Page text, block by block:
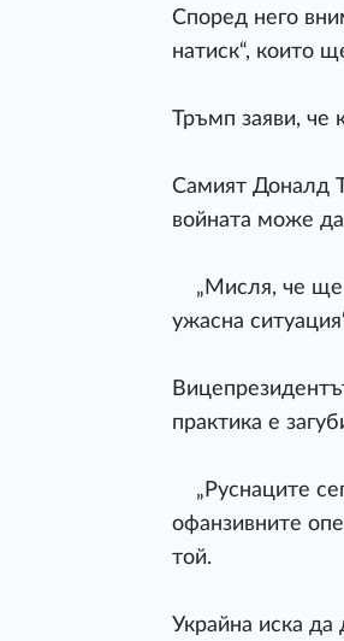
Според него
натиск“, които
Тръмп заяви, че
Самият Доналд
войната може
„Мисля, че ще
ужасна
практика е
„Руснаците
офанзивните
той.
Украйна иска